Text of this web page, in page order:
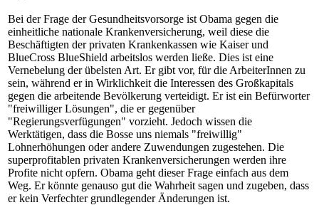
Bei der Frage der Gesundheitsvorsorge ist Obama gegen die
einheitliche nationale Krankenversicherung, weil diese die
Beschäftigten der privaten Krankenkassen wie Kaiser und
BlueCross BlueShield arbeitslos werden ließe. Dies ist eine
Vernebelung der übelsten Art. Er gibt vor, für die ArbeiterInnen zu
sein, während er in Wirklichkeit die Interessen des Großkapitals
gegen die arbeitende Bevölkerung verteidigt. Er ist ein Befürworter
"freiwilliger Lösungen", die er gegenüber
"Regierungsverfügungen" vorzieht. Jedoch wissen die
Werktätigen, dass die Bosse uns niemals "freiwillig"
Lohnerhöhungen oder andere Zuwendungen zugestehen. Die
superprofitablen privaten Krankenversicherungen werden ihre
Profite nicht opfern. Obama geht dieser Frage einfach aus dem
Weg. Er könnte genauso gut die Wahrheit sagen und zugeben, dass
er kein Verfechter grundlegender Änderungen ist.